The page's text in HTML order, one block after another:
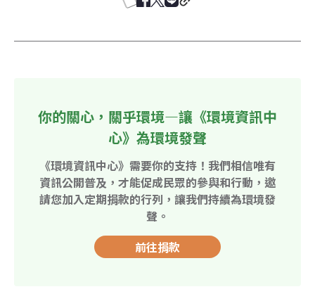
你的關心，關乎環境—讓《環境資訊中
心》為環境發聲
《環境資訊中心》需要你的支持！我們相信唯有
資訊公開普及，才能促成民眾的參與和行動，邀
請您加入定期捐款的行列，讓我們持續為環境發
聲。
前往捐款